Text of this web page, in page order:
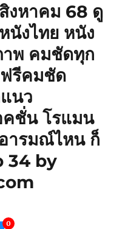
งหาคม 68 ดู
นังไทย หนัง
พ คมชัดทุก
ฟรีคมชัด
นว
ชั่น โรแมน
ารมณ์ไหน ก็
34 by
0